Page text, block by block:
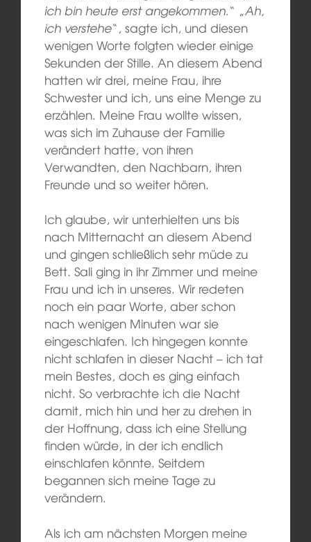
ich bin heute erst angekommen.“ „Ah,
ich verstehe“, sagte ich, und diesen
wenigen Worte folgten wieder einige
Sekunden der Stille. An diesem Abend
hatten wir drei, meine Frau, ihre
Schwester und ich, uns eine Menge zu
erzählen. Meine Frau wollte wissen,
was sich im Zuhause der Familie
verändert hatte, von ihren
Verwandten, den Nachbarn, ihren
Freunde und so weiter hören.
Ich glaube, wir unterhielten uns bis
nach Mitternacht an diesem Abend
und gingen schließlich sehr müde zu
Bett. Sali ging in ihr Zimmer und meine
Frau und ich in unseres. Wir redeten
noch ein paar Worte, aber schon
nach wenigen Minuten war sie
eingeschlafen. Ich hingegen konnte
nicht schlafen in dieser Nacht – ich tat
mein Bestes, doch es ging einfach
nicht. So verbrachte ich die Nacht
damit, mich hin und her zu drehen in
der Hoffnung, dass ich eine Stellung
finden würde, in der ich endlich
einschlafen könnte. Seitdem
begannen sich meine Tage zu
verändern.
Als ich am nächsten Morgen meine